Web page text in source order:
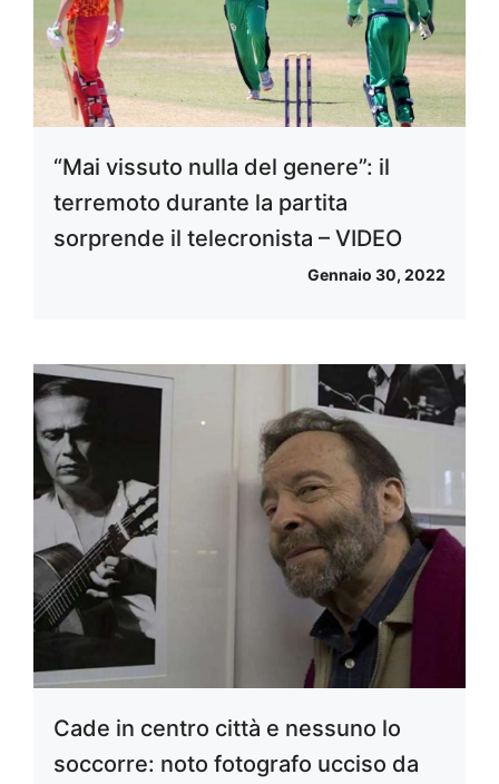
“Mai vissuto nulla del genere”: il
terremoto durante la partita
sorprende il telecronista – VIDEO
Gennaio 30, 2022
Cade in centro città e nessuno lo
soccorre: noto fotografo ucciso da